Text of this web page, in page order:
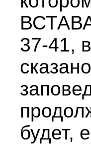
37-41,
будет,